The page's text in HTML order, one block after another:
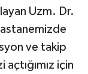
Uzm. Dr.
ve takip
için